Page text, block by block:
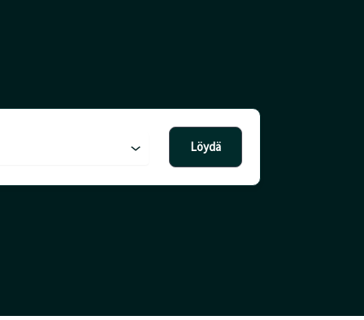
Löydä